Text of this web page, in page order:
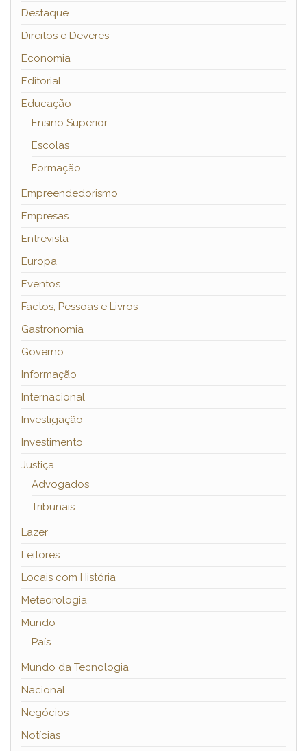
Destaque
Direitos e Deveres
Economia
Editorial
Educação
Ensino Superior
Escolas
Formação
Empreendedorismo
Empresas
Entrevista
Europa
Eventos
Factos, Pessoas e Livros
Gastronomia
Governo
Informação
Internacional
Investigação
Investimento
Justiça
Advogados
Tribunais
Lazer
Leitores
Locais com História
Meteorologia
Mundo
País
Mundo da Tecnologia
Nacional
Negócios
Notícias